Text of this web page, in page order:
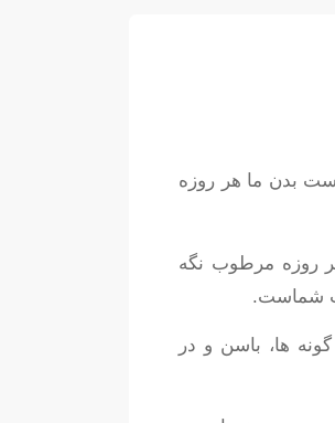
بدن ما هر روزه
روزه مرطوب نگه
شماست.
ها، باسن و در